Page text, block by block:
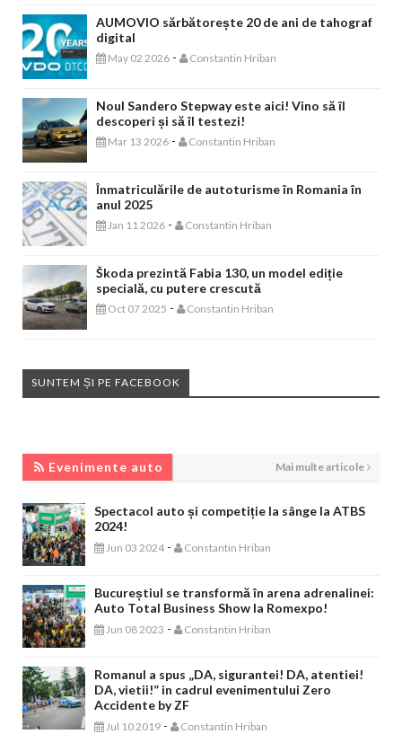
AUMOVIO sărbătorește 20 de ani de tahograf
digital
May 02 2026 - Constantin Hriban
Noul Sandero Stepway este aici! Vino să îl
descoperi și să îl testezi!
Mar 13 2026 - Constantin Hriban
Înmatriculările de autoturisme în Romania în
anul 2025
Jan 11 2026 - Constantin Hriban
Škoda prezintă Fabia 130, un model ediție
specială, cu putere crescută
Oct 07 2025 - Constantin Hriban
SUNTEM ȘI PE FACEBOOK
Evenimente auto Mai multe articole
Spectacol auto și competiție la sânge la ATBS
2024!
Jun 03 2024 - Constantin Hriban
Bucureștiul se transformă în arena adrenalinei:
Auto Total Business Show la Romexpo!
Jun 08 2023 - Constantin Hriban
Romanul a spus „DA, sigurantei! DA, atentiei!
DA, vietii!” in cadrul evenimentului Zero
Accidente by ZF
Jul 10 2019 - Constantin Hriban